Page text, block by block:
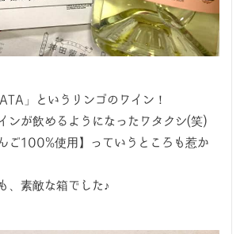
」というリンゴのワイン！
ンが飲めるようになったワタクシ(笑)
ご100%使用】っていうところも惹か
、素敵な箱でした♪